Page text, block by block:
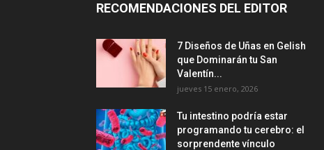
RECOMENDACIONES DEL EDITOR
7 Diseños de Uñas en Gelish
que Dominarán tu San
Valentín...
jueves 15 enero, 2026
Tu intestino podría estar
programando tu cerebro: el
sorprendente vínculo